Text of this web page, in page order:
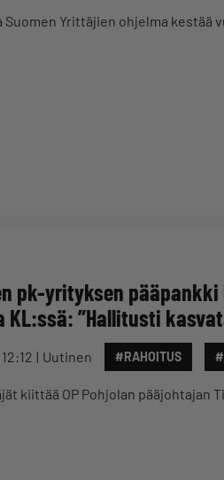
Suomen Yrittäjien ohjelma kestää
pk-yrityksen
KL:ssä: ”Hallitusti
Uutinen #RAHOITUS
kiittää OP Pohjolan pääjohtajan